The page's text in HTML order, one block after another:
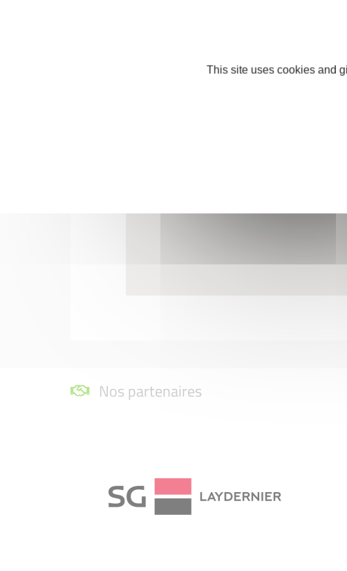
Nos partenaires
This site uses cookies and